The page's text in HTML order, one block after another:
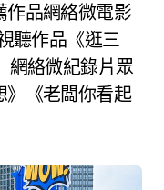
作品網絡微電影
聽作品《逛三
網絡微紀錄片眾
》《老闆你看起